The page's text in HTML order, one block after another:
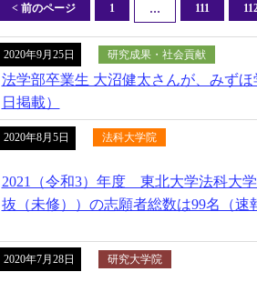
< 前のページ 1 … 111
2020年9月25日 研究成果・社会貢献
法学部卒業生 大沼健太さんが、みず
日掲載）
2020年8月5日 法科大学院
2021（令和3）年度 東北大学法科大
抜（未修））の志願者総数は99名（速
2020年7月28日 研究大学院